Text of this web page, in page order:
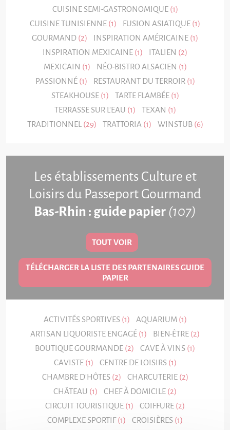
CUISINE SEMI-GASTRONOMIQUE (1)
CUISINE TUNISIENNE (1) FUSION ASIATIQUE (1)
GOURMAND (2) INSPIRATION AMÉRICAINE (1)
INSPIRATION MEXICAINE (1) ITALIEN (2)
MEXICAIN (1) NÉO-BISTRO ALSACIEN (1)
PASSIONNÉ (1) RESTAURANT DU TERROIR (1)
STEAKHOUSE (1) TARTE FLAMBÉE (1)
TERRASSE SUR L'EAU (1) TEXAN (1)
TRADITIONNEL (29) TRATTORIA (1) WINSTUB (6)
Les établissements Culture et
Loisirs du Passeport Gourmand
Bas-Rhin : guide papier (107)
TOUT VOIR
TÉLÉCHARGER LA LISTE DES PARTENAIRESGUIDE
PAPIER
ACTIVITÉS SPORTIVES (1) AQUARIUM (1)
ARTISAN LIQUORISTE ENGAGÉ (1) BIEN-ÊTRE (2)
BOUTIQUE GOURMANDE (2) CAVE À VINS (1)
CAVISTE (1) CENTRE DE LOISIRS (1)
CHAMBRE D'HÔTES (2) CHARCUTERIE (2)
CHÂTEAU (1) CHEF À DOMICILE (2)
CIRCUIT TOURISTIQUE (1) COIFFURE (2)
COMPLEXE SPORTIF(1) CROISIÈRES (1)